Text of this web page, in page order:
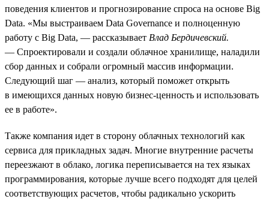
поведения клиентов и прогнозирование спроса на основе Big
Data. «Мы выстраиваем Data Governance и полноценную
работу с Big Data, — рассказывает Влад Бердичевский.
— Спроектировали и создали облачное хранилище, наладили
сбор данных и собрали огромный массив информации.
Следующий шаг — анализ, который поможет открыть
в имеющихся данных новую бизнес-ценность и использовать
ее в работе».
Также компания идет в сторону облачных технологий как
сервиса для прикладных задач. Многие внутренние расчеты
переезжают в облако, логика переписывается на тех языках
программирования, которые лучше всего подходят для целей
соответствующих расчетов, чтобы радикально ускорить